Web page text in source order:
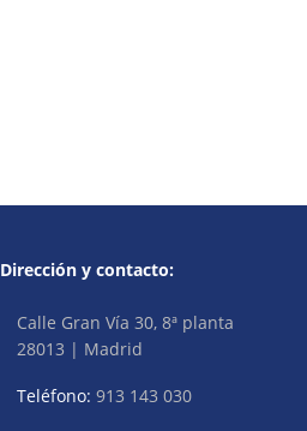
Dirección y contacto:
Calle Gran Vía 30, 8ª planta
28013 | Madrid
Teléfono: 913 143 030